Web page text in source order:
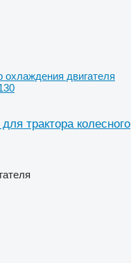
охлаждения двигателя
трактора колесного